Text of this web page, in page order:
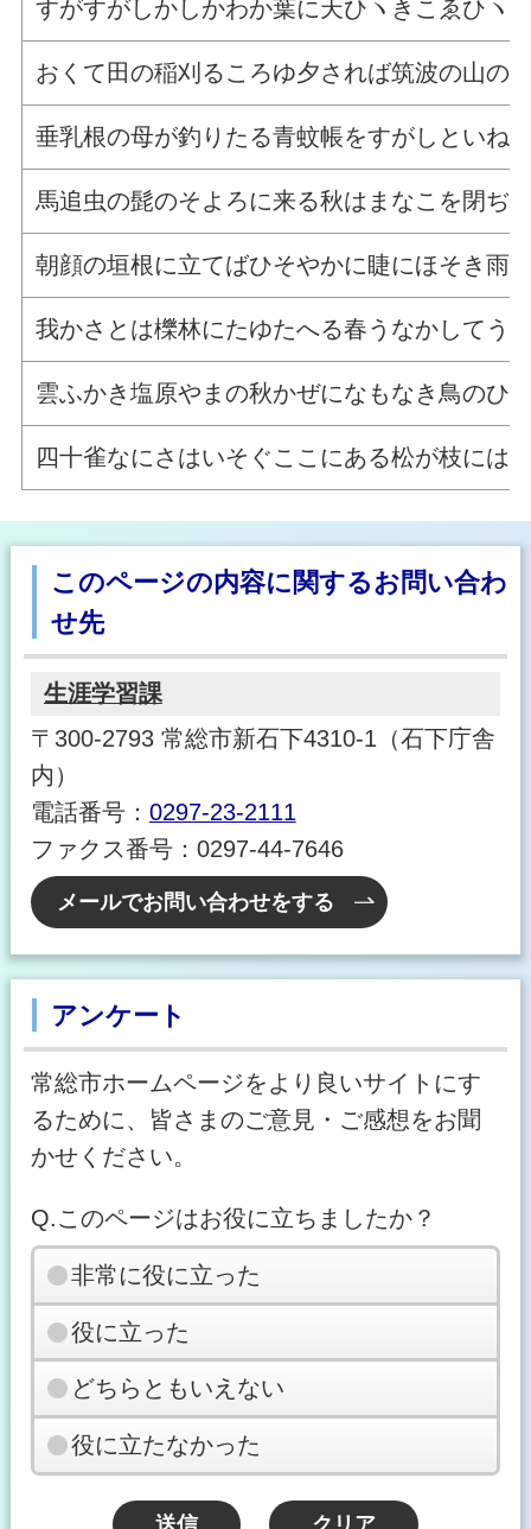
すがすがしかしかわか葉に天ひヽきこゑひヽ
おくて田の稲刈るころゆ夕されば筑波の山の
垂乳根の母が釣りたる青蚊帳をすがしといね
馬追虫の髭のそよろに来る秋はまなこを閉ぢ
朝顔の垣根に立てばひそやかに睫にほそき雨
我かさとは櫟林にたゆたへる春うなかしてう
雲ふかき塩原やまの秋かぜになもなき鳥のひ
四十雀なにさはいそぐここにある松が枝には
このページの内容に関するお問い合わ
せ先
生涯学習課
〒300-2793 常総市新石下4310-1（石下庁舎
内）
電話番号： 0297-23-2111
ファクス番号：0297-44-7646
メールでお問い合わせをする
アンケート
常総市ホームページをより良いサイトにす
るために、皆さまのご意見・ご感想をお聞
かせください。
Q.このページはお役に立ちましたか？
非常に役に立った
役に立った
どちらともいえない
役に立たなかった